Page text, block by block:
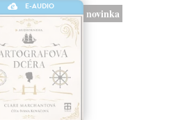
E-AUDIO
novinka